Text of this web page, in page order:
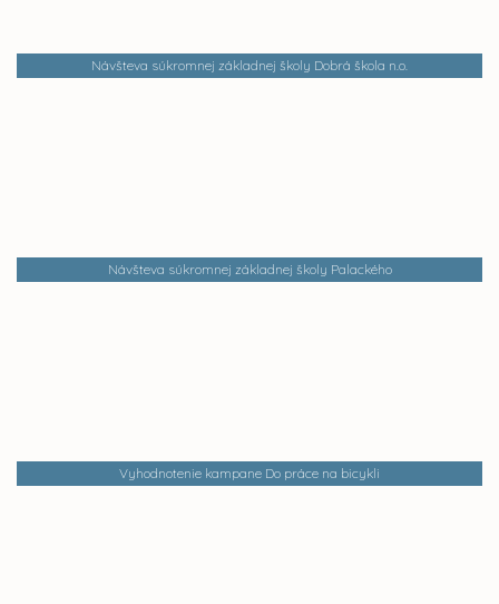
Návšteva súkromnej základnej školy Dobrá škola n.o.
Návšteva súkromnej základnej školy Palackého
Vyhodnotenie kampane Do práce na bicykli